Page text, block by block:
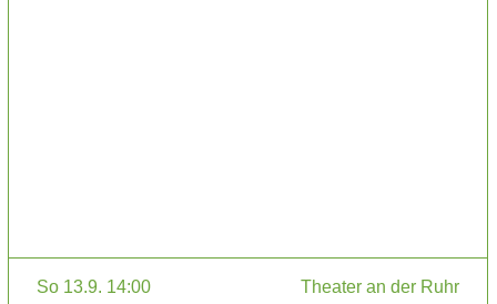
So 13.9. 14:00 Theater an der Ruhr